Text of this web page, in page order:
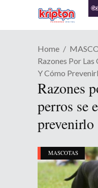
Home
Razones Por Las
Y Cómo
Razones
perros se
prevenirlo
MASCOTAS